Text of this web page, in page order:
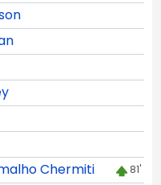
Chermiti 81'